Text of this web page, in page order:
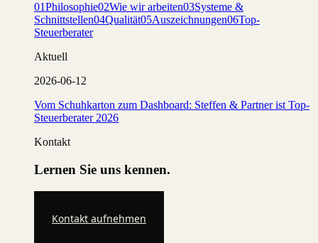
01Philosophie02Wie wir arbeiten03Systeme &
Schnittstellen04Qualität05Auszeichnungen06Top-
Steuerberater
Aktuell
2026-06-12
Vom Schuhkarton zum Dashboard: Steffen & Partner ist Top-
Steuerberater 2026
Kontakt
Lernen Sie uns kennen.
Kontakt aufnehmen